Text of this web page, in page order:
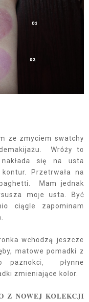
ze zmyciem swatchy
Wróży to
się na usta
Przetrwała na
Mam jednak
moje usta. Być
ciągle zapominam
wchodzą jeszcze
matowe pomadki z
paznokci, płynne
zmieniające kolor.
Z NOWEJ KOLEKCJI